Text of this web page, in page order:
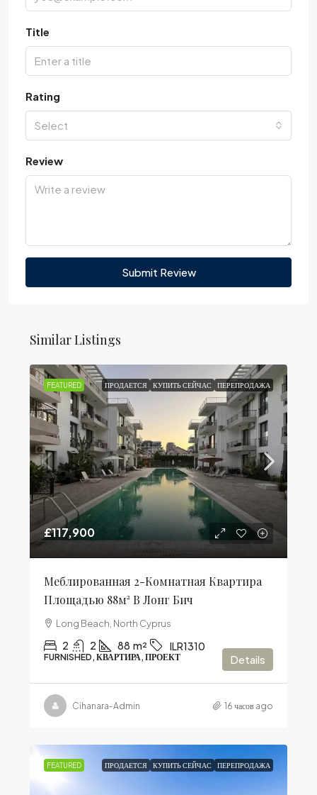
Title
Rating
Select
Review
Submit Review
Similar Listings
FEATURED ПРОДАЕТСЯ КУПИТЬ СЕЙЧАС ПЕРЕПРОДАЖА
£117,900
Меблированная 2-Комнатная Квартира
Площадью 88м² В Лонг Бич
Long Beach, North Cyprus
2 2 88 m² ILR1310
FURNISHED, КВАРТИРА, ПРОЕКТ Details
Cihanara-Admin 16 часов ago
FEATURED ПРОДАЕТСЯ КУПИТЬ СЕЙЧАС ПЕРЕПРОДАЖА